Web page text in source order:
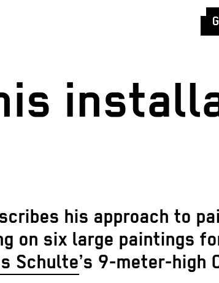
his approach to
on six large paintings
Schulte’s 9-meter-high